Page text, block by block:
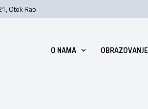
Otok Rab
O NAMA OBRAZOVANJE